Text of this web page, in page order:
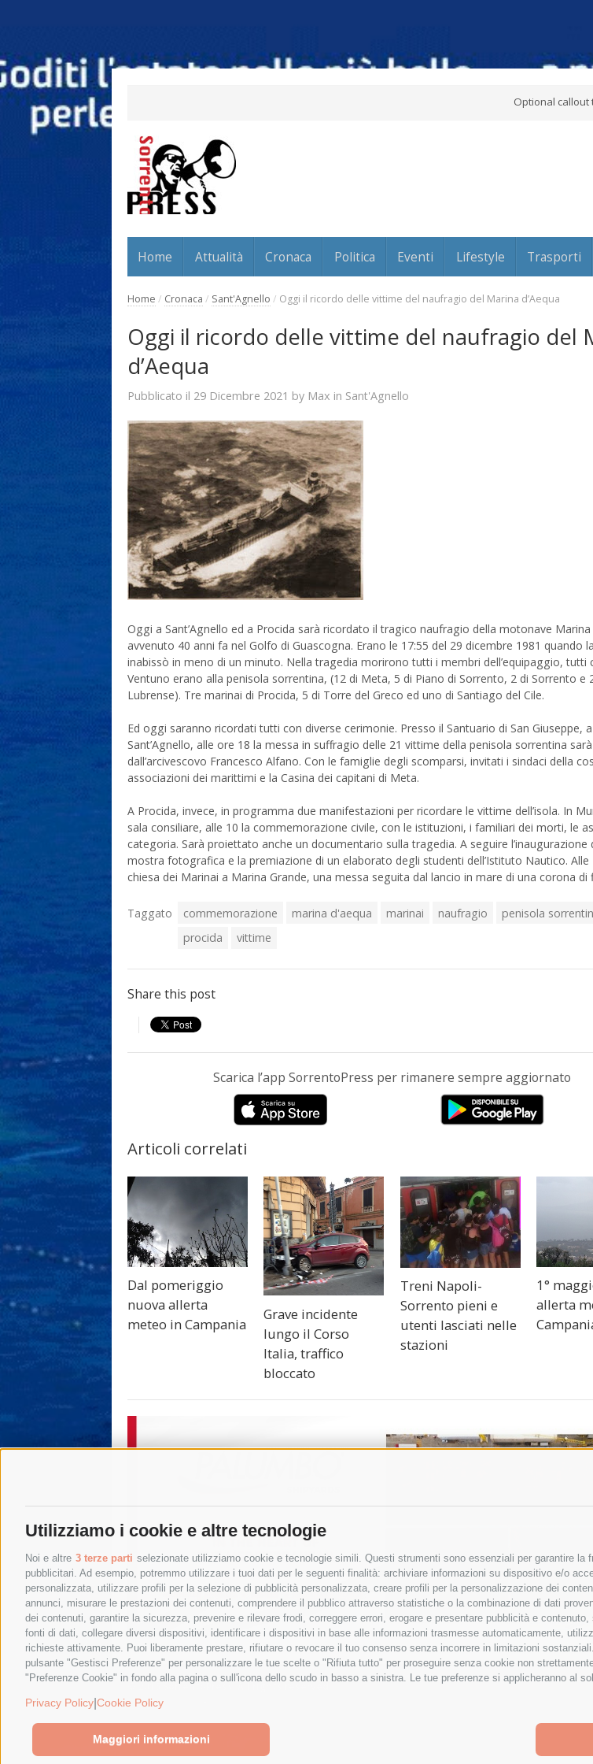
Utilizziamo i cookie e altre tecnologie
Noi e altre 3 terze parti selezionate utilizziamo cookie e tecnologie simili. Questi strumenti sono essenziali per garantire
pubblicitari. Ad esempio, potremmo utilizzare i tuoi dati per le seguenti finalità: archiviare informazioni su dispositivo e/o
personalizzata, utilizzare profili per la selezione di pubblicità personalizzata, creare profili per la personalizzazione dei
annunci, misurare le prestazioni dei contenuti, comprendere il pubblico attraverso statistiche o la combinazione di dati
dei contenuti, garantire la sicurezza, prevenire e rilevare frodi, correggere errori, erogare e presentare pubblicità e
fonti di dati, collegare diversi dispositivi, identificare i dispositivi in base alle informazioni trasmesse automaticamente,
richieste attivamente. Puoi liberamente prestare, rifiutare o revocare il tuo consenso senza incorrere in limitazioni
pulsante "Gestisci Preferenze" per personalizzare le tue scelte o "Rifiuta tutto" per proseguire senza cookie non
"Preferenze Cookie" in fondo alla pagina o sull'icona dello scudo in basso a sinistra. Le tue preferenze si applicheranno al
Privacy Policy Cookie Policy
Maggiori informazioni
Optional callout
Home Attualità Cronaca Politica Eventi Lifestyle Trasporti
Home / Cronaca / Sant'Agnello / Oggi il ricordo delle vittime del naufragio del Marina d’Aequa
Oggi il ricordo delle vittime del naufragio del
d’Aequa
Pubblicato il 29 Dicembre 2021 by Max in Sant'Agnello
Oggi a Sant’Agnello ed a Procida sarà ricordato il tragico naufragio della motonave Marina
avvenuto 40 anni fa nel Golfo di Guascogna. Erano le 17:55 del 29 dicembre 1981 quando
inabissò in meno di un minuto. Nella tragedia morirono tutti i membri dell’equipaggio, tutti
Ventuno erano alla penisola sorrentina, (12 di Meta, 5 di Piano di Sorrento, 2 di Sorrento e
Lubrense). Tre marinai di Procida, 5 di Torre del Greco ed uno di Santiago del Cile.
Ed oggi saranno ricordati tutti con diverse cerimonie. Presso il Santuario di San Giuseppe, a
Sant’Agnello, alle ore 18 la messa in suffragio delle 21 vittime della penisola sorrentina
dall’arcivescovo Francesco Alfano. Con le famiglie degli scomparsi, invitati i sindaci della
associazioni dei marittimi e la Casina dei capitani di Meta.
A Procida, invece, in programma due manifestazioni per ricordare le vittime dell’isola. In
sala consiliare, alle 10 la commemorazione civile, con le istituzioni, i familiari dei morti, le
categoria. Sarà proiettato anche un documentario sulla tragedia. A seguire l’inaugurazione
mostra fotografica e la premiazione di un elaborato degli studenti dell’Istituto Nautico. Alle
chiesa dei Marinai a Marina Grande, una messa seguita dal lancio in mare di una corona di
Taggato commemorazione marina d'aequa marinai naufragio
penisola
procida
vittime
Share this post
Scarica l’app SorrentoPress per rimanere sempre aggiornato
Articoli correlati
Dal pomeriggio
nuova allerta
meteo in Campania
Grave incidente
lungo il Corso
Italia, traffico
bloccato
Treni Napoli-
Sorrento pieni e
utenti lasciati nelle
stazioni
1°
allerta
© 2015 SorrentoPress. All rights reserved.
Privacy policy